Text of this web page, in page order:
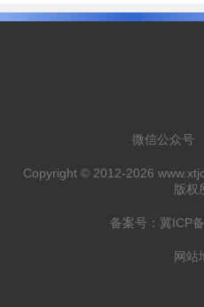
微信公众号
Copyright © 2012-2026
版权
备案号： 冀ICP
网站